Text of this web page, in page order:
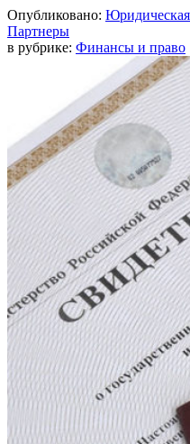
Опубликовано:
Партнеры
в рубрике: Финансы и право